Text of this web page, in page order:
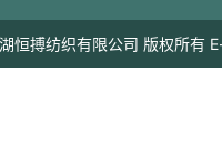
恒搏纺织有限公司 版权所